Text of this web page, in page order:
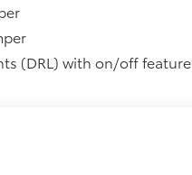
(DRL) with on/off feature